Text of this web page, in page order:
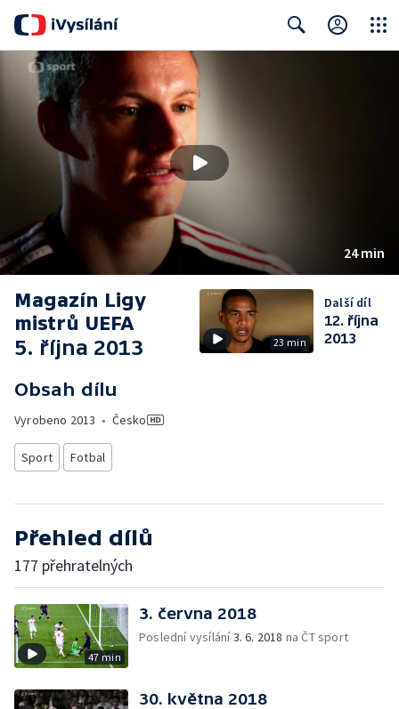
24 min
Magazín Ligy
mistrů UEFA
5. října 2013
Obsah dílu
Vyrobeno 2013 • Česko
Sport Fotbal
23 min
Další díl
12. října
2013
Přehled dílů
177 přehratelných
47 min
3. června 2018
Poslední vysílání3. 6. 2018 na ČT sport
30. května 2018